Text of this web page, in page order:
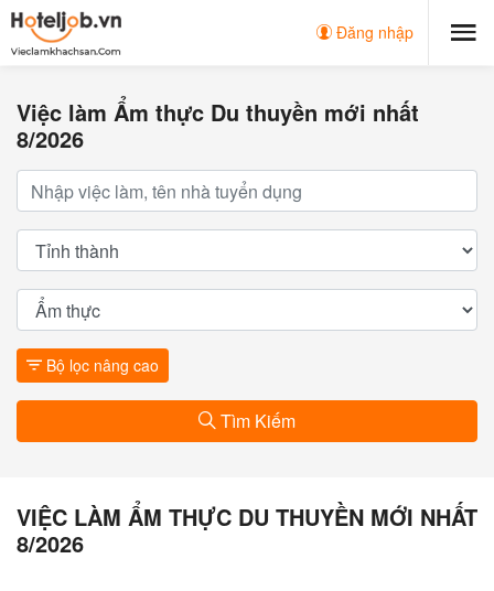
Đăng nhập
Việc làm Ẩm thực Du thuyền mới nhất
8/2026
Bộ lọc nâng cao
Tìm Kiếm
VIỆC LÀM ẨM THỰC DU THUYỀN MỚI NHẤT
8/2026